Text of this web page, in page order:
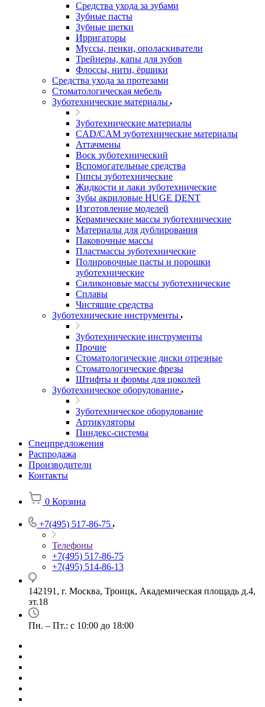
Средства ухода за зубами
Зубные пасты
Зубные щетки
Ирригаторы
Муссы, пенки, ополаскиватели
Трейнеры, капы для зубов
Флоссы, нити, ёршики
Средства ухода за протезами
Стоматологическая мебель
Зуботехнические материалы
Зуботехнические материалы
CAD/CAM зуботехнические материалы
Аттачмены
Воск зуботехнический
Вспомогательные средства
Гипсы зуботехнические
Жидкости и лаки зуботехнические
Зубы акриловые HUGE DENT
Изготовление моделей
Керамические массы зуботехнические
Материалы для дублирования
Паковочные массы
Пластмассы зуботехнические
Полировочные пасты и порошки
зуботехнические
Силиконовые массы зуботехнические
Сплавы
Чистящие средства
Зуботехнические инструменты
Зуботехнические инструменты
Прочие
Стоматологические диски отрезные
Стоматологические фрезы
Штифты и формы для цоколей
Зуботехническое оборудование
Зуботехническое оборудование
Артикуляторы
Пиндекс-системы
Спецпредложения
Распродажа
Производители
Контакты
0 Корзина
+7(495) 517-86-75
Телефоны
+7(495) 517-86-75
+7(495) 514-86-13
142191, г. Москва, Троицк, Академическая площадь д.4,
эт.18
Пн. – Пт.: с 10:00 до 18:00